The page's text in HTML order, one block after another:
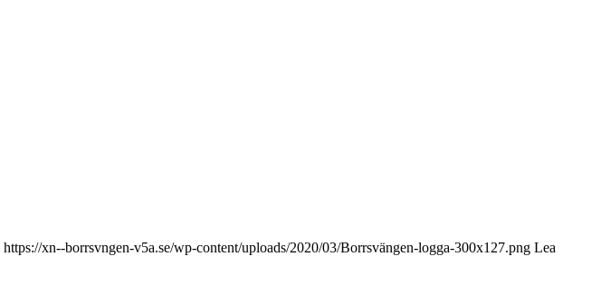
https://xn--borrsvngen-v5a.se/wp-content/uploads/2020/03/Borrsvängen-logga-300x127.png Lea